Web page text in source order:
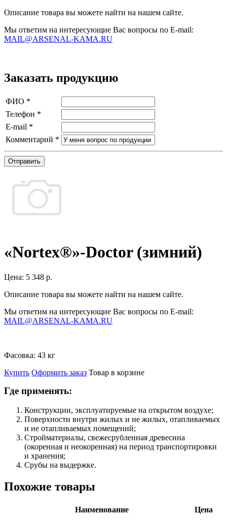
Описание товара вы можете найти на нашем сайте.
Мы ответим на интересующие Вас вопросы по E-mail:
MAIL@ARSENAL-KAMA.RU
Заказать продукцию
ФИО *
Телефон *
E-mail *
Комментарий *
Отправить
«Nortex®»-Doctor (зимний)
Цена: 5 348 р.
Описание товара вы можете найти на нашем сайте.
Мы ответим на интересующие Вас вопросы по E-mail:
MAIL@ARSENAL-KAMA.RU
Фасовка: 43 кг
Купить Оформить заказ Товар в корзине
Где применять:
Конструкции, эксплуатируемые на открытом воздухе;
Поверхности внутри жилых и не жилых, отапливаемых
и не отапливаемых помещений;
Стройматериалы, свежесрубленная древесина
(окоренная и неокоренная) на период транспортировки
и хранения;
Срубы на выдержке.
Похожие товары
Наименование Цена